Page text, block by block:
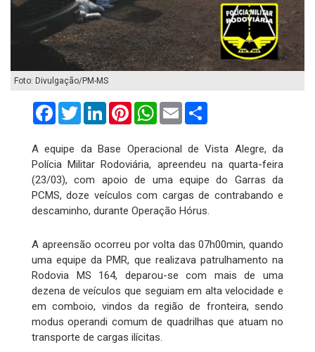
Foto: Divulgação/PM-MS
FacebookTwitterLinkedInPinterestWhatsApp
Email
A equipe da Base Operacional de Vista Alegre, da
Polícia Militar Rodoviária, apreendeu na quarta-feira
(23/03), com apoio de uma equipe do Garras da
PCMS, doze veículos com cargas de contrabando e
descaminho, durante Operação Hórus.
A apreensão ocorreu por volta das 07h00min, quando
uma equipe da PMR, que realizava patrulhamento na
Rodovia MS 164, deparou-se com mais de uma
dezena de veículos que seguiam em alta velocidade e
em comboio, vindos da região de fronteira, sendo
modus operandi comum de quadrilhas que atuam no
transporte de cargas ilícitas.